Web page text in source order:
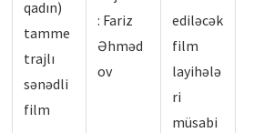
qadın)
tamme
trajlı
sənədli
film
: Fariz
Əhməd
ov
ediləcək
film
layihələ
ri
müsabi